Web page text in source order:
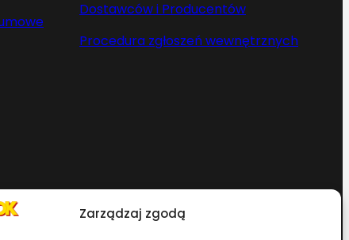
Zarządzaj zgodą
Dostawców i Producentów
Procedura zgłoszeń wewnętrznych